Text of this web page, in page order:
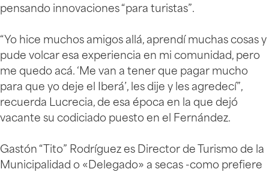
pensando innovaciones “para turistas”.
“Yo hice muchos amigos allá, aprendí muchas cosas y
pude volcar esa experiencia en mi comunidad, pero
me quedo acá. ‘Me van a tener que pagar mucho
para que yo deje el Iberá’, les dije y les agredecí”,
recuerda Lucrecia, de esa época en la que dejó
vacante su codiciado puesto en el Fernández.
Gastón “Tito” Rodríguez es Director de Turismo de la
Municipalidad o «Delegado» a secas -como prefiere